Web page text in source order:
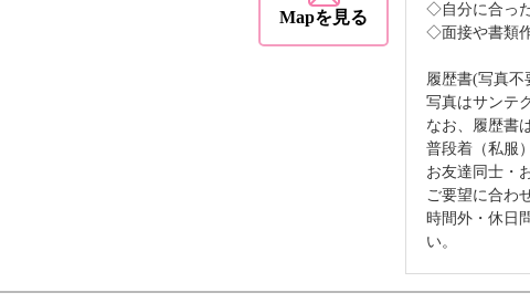
Mapを見る
◇自分に合っ
◇面接や書類
履歴書(写真不
写真はサンテ
なお、履歴書
普段着（私服
お友達同士・
ご要望に合わ
時間外・休日
い。